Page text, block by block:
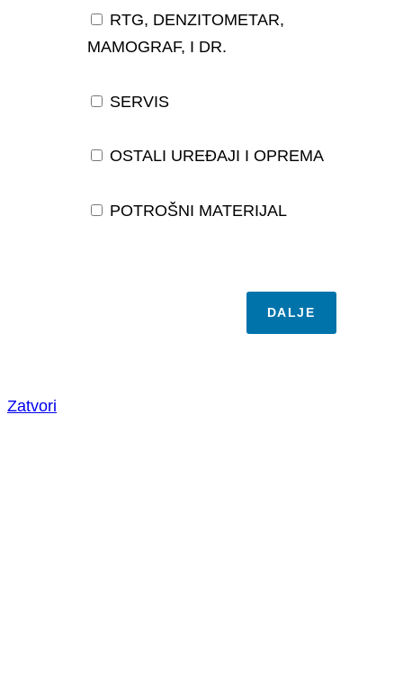
RTG, DENZITOMETAR,
MAMOGRAF, I DR.
SERVIS
OSTALI UREĐAJI I OPREMA
POTROŠNI MATERIJAL
DALJE
Zatvori